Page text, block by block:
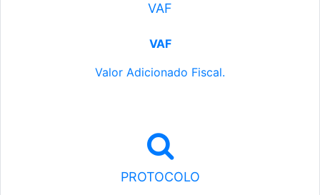
VAF
VAF
Valor Adicionado Fiscal.
PROTOCOLO